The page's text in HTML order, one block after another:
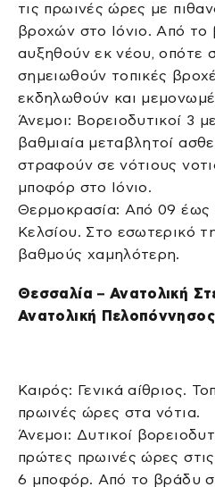
τις πρωινές ώρες με
βροχών στο Ιόνιο. Από το
αυξηθούν εκ νέου, οπότε
σημειωθούν τοπικές
εκδηλωθούν και
Άνεμοι: Βορειοδυτικοί 3
βαθμιαία μεταβλητοί
στραφούν σε νότιους
μποφόρ στο Ιόνιο.
Θερμοκρασία: Από 09 έως
Κελσίου. Στο εσωτερικό
βαθμούς χαμηλότερη.
Θεσσαλία – Ανατολική
Ανατολική Πελοπόννησος
Καιρός: Γενικά αίθριος.
πρωινές ώρες στα νότια.
Άνεμοι: Δυτικοί
πρώτες πρωινές ώρες
6 μποφόρ. Από το βράδυ